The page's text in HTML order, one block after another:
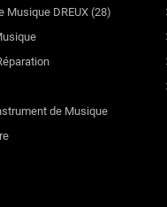
Musique DREUX (28)
de Musique